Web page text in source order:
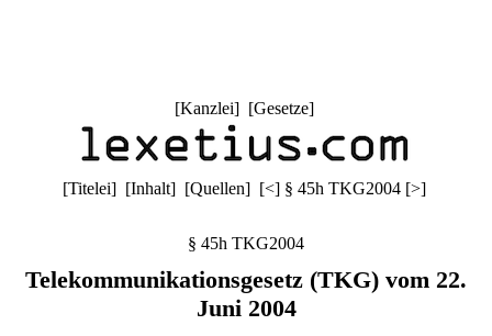
[Kanzlei] [Gesetze]
[Titelei] [Inhalt] [Quellen] [<] § 45h TKG2004 [>]
§ 45h TKG2004
Telekommunikationsgesetz (TKG) vom 22.
Juni 2004